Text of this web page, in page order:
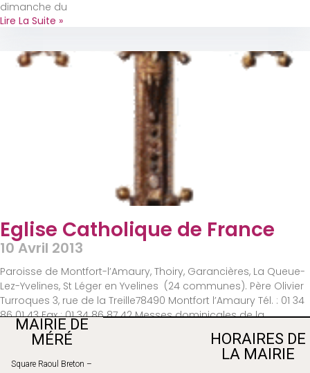
dimanche du
Lire La Suite »
Eglise Catholique de France
10 Avril 2013
Paroisse de Montfort-l’Amaury, Thoiry, Garancières, La Queue-
Lez-Yvelines, St Léger en Yvelines (24 communes). Père Olivier
Turroques 3, rue de la Treille78490 Montfort l’Amaury Tél. : 01 34
86 01 43 Fax : 01 34 86 87 42 Messes dominicales de la
paroisse : 09h30 Thoiry ou Garancières 11h00 et 18h00
Lire La Suite »
MAIRIE DE
MÉRÉ
Square Raoul Breton –
HORAIRES DE
LA MAIRIE